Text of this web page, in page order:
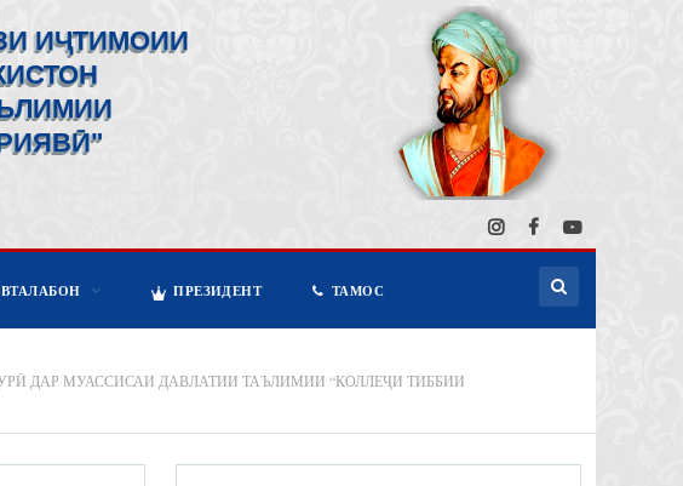
ИҶТИМОИИ
ПРЕЗИДЕНТ ТАМОС
ДАР МУАССИСАИ ДАВЛАТИИ ТАЪЛИМИИ “КОЛЛЕҶИ ТИББИИ